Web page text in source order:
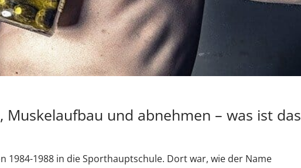
Muskelaufbau und abnehmen – was ist das
1984-1988 in die Sporthauptschule. Dort war, wie der Name